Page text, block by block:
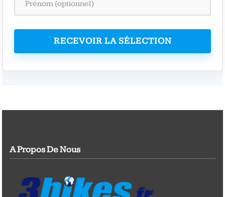
RECEVOIR LA SÉLECTION
A Propos De Nous